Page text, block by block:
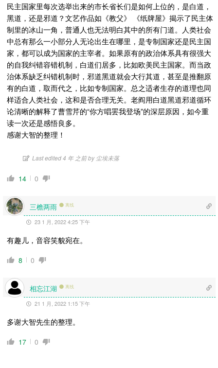
民主国家里每次选举出来的市长省长们是如何上位的，是白道，
黑道，还是邪道？文艺作品如《教父》 《纸牌屋》揭示了民主体
制里的冰山一角，普通人也无法明白其中的所有门道。人类社会
中总有那么一小部分人无论出生在哪里，是专制国家还是民主国
家，都可以成为国家的主宰者。如果原有的政治体系具有很强大
的自我纠错容错机制，白道们居多，比如欧美民主国家。而当政
治体系缺乏纠错机制时，邪道黑道就会大行其道，甚至是推翻原
有的白道，取而代之，比如专制国家。总之适者生存的道理也同
样适合人类社会，这和是否合理无关。老阎用白道黑道邪道循环
论清晰的解释了曹雪芹的“你方唱罢我登场”的深层原因，如今重
读一次还是感悟良多。
感谢大智的整理！
Last edited 4 年 之前 by 尘埃未落
14 0
三檐两雨 离线
23 1 月, 2022 4:25 下午
有趣儿，音容笑貌宛在。
8 0
相忘江湖 离线
21 1 月, 2022 1:15 下午
多谢大智先生的整理。
17 0